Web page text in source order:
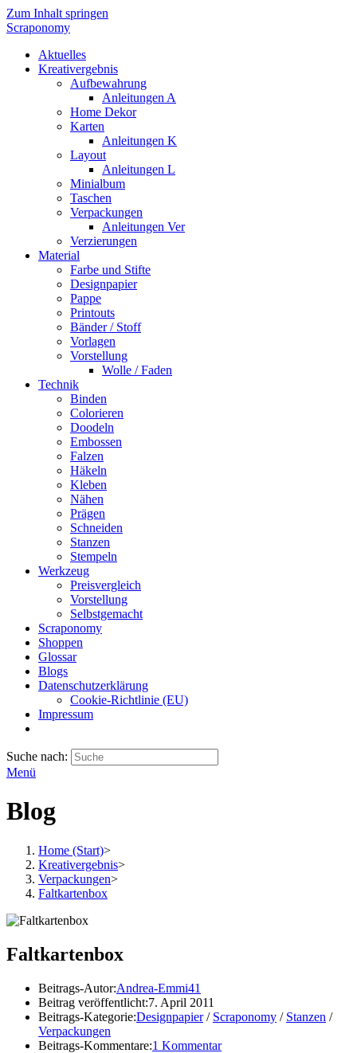
Zum Inhalt springen
Scraponomy
Aktuelles
Kreativergebnis
Aufbewahrung
Anleitungen A
Home Dekor
Karten
Anleitungen K
Layout
Anleitungen L
Minialbum
Taschen
Verpackungen
Anleitungen Ver
Verzierungen
Material
Farbe und Stifte
Designpapier
Pappe
Printouts
Bänder / Stoff
Vorlagen
Vorstellung
Wolle / Faden
Technik
Binden
Colorieren
Doodeln
Embossen
Falzen
Häkeln
Kleben
Nähen
Prägen
Schneiden
Stanzen
Stempeln
Werkzeug
Preisvergleich
Vorstellung
Selbstgemacht
Scraponomy
Shoppen
Glossar
Blogs
Datenschutzerklärung
Cookie-Richtlinie (EU)
Impressum
Suche nach:
Menü
Blog
Home (Start)>
Kreativergebnis>
Verpackungen>
Faltkartenbox
Faltkartenbox
Beitrags-Autor:Andrea-Emmi41
Beitrag veröffentlicht:7. April 2011
Beitrags-Kategorie:Designpapier / Scraponomy / Stanzen /
Verpackungen
Beitrags-Kommentare:1 Kommentar